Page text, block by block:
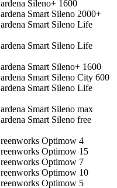
Sileno+ 1600
Smart Sileno 2000+
Smart Sileno Life
Smart Sileno Life
Smart Sileno+ 1600
Smart Sileno City 600
Smart Sileno Life
Smart Sileno max
Smart Sileno free
Optimow 4
Optimow 15
Optimow 7
Optimow 10
Optimow 5